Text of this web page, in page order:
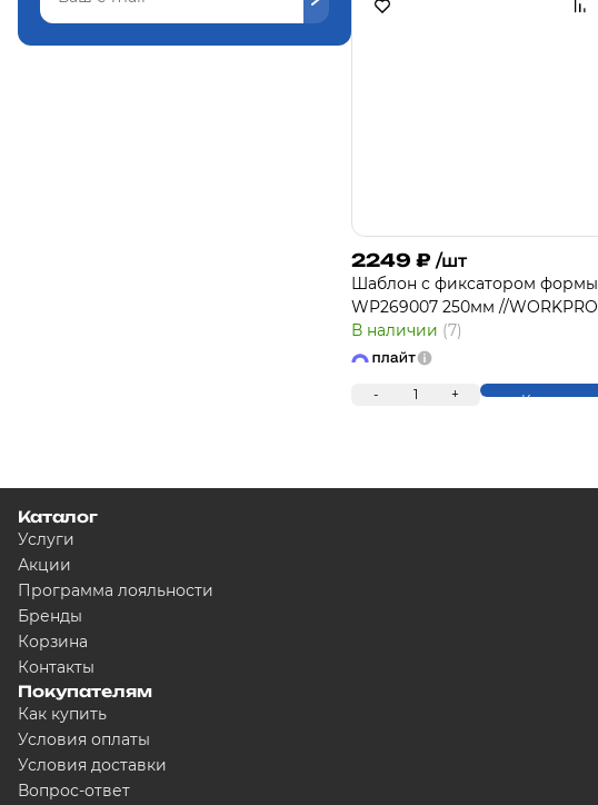
2249 ₽ /шт
Шаблон с фиксатором формы
WP269007 250мм //WORKPRO
В наличии (7)
- 1 + Купить
Каталог
Услуги
Акции
Программа лояльности
Бренды
Корзина
Контакты
Покупателям
Как купить
Условия оплаты
Условия доставки
Вопрос-ответ